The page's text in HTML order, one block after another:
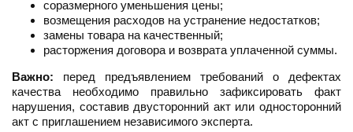
соразмерного уменьшения цены;
возмещения расходов на устранение недостатков;
замены товара на качественный;
расторжения договора и возврата уплаченной суммы.
Важно: перед предъявлением требований о дефектах
качества необходимо правильно зафиксировать факт
нарушения, составив двусторонний акт или односторонний
акт с приглашением независимого эксперта.